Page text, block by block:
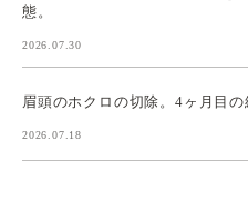
態。
2026.07.30
眉頭のホクロの切除。4ヶ月目の
2026.07.18